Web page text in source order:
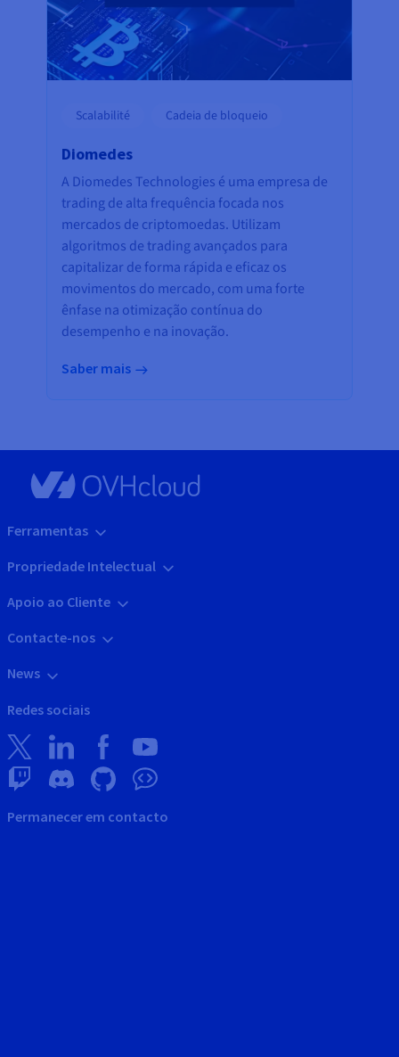
Scalabilité Cadeia de bloqueio
Diomedes
A Diomedes Technologies é uma empresa de
trading de alta frequência focada nos
mercados de criptomoedas. Utilizam
algoritmos de trading avançados para
capitalizar de forma rápida e eficaz os
movimentos do mercado, com uma forte
ênfase na otimização contínua do
desempenho e na inovação.
Saber mais
Ferramentas
Propriedade Intelectual
Apoio ao Cliente
Contacte-nos
News
Redes sociais
Permanecer em contacto